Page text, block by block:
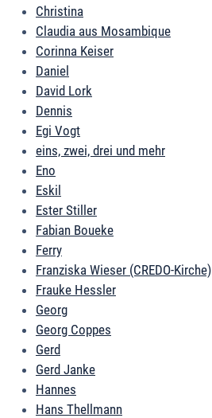
Christina
Claudia aus Mosambique
Corinna Keiser
Daniel
David Lork
Dennis
Egi Vogt
eins, zwei, drei und mehr
Eno
Eskil
Ester Stiller
Fabian Boueke
Ferry
Franziska Wieser (CREDO-Kirche)
Frauke Hessler
Georg
Georg Coppes
Gerd
Gerd Janke
Hannes
Hans Thellmann